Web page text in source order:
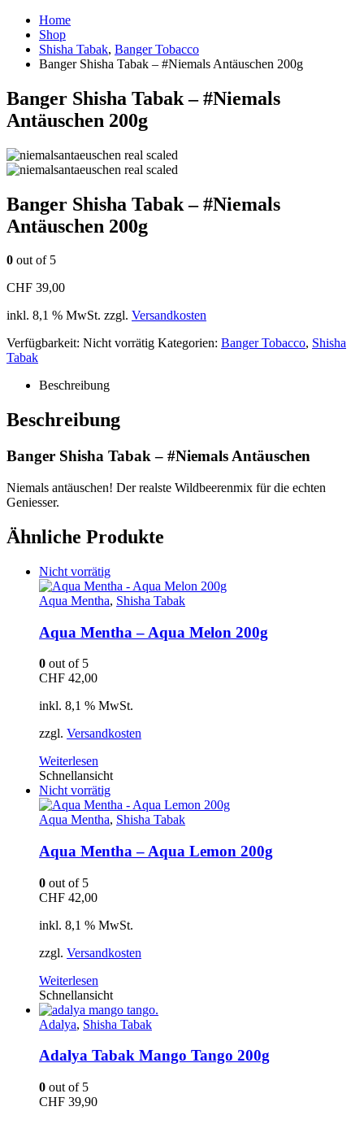
Home
Shop
Shisha Tabak, Banger Tobacco
Banger Shisha Tabak – #Niemals Antäuschen 200g
Banger Shisha Tabak – #Niemals
Antäuschen 200g
Banger Shisha Tabak – #Niemals
Antäuschen 200g
0 out of 5
CHF 39,00
inkl. 8,1 % MwSt. zzgl. Versandkosten
Verfügbarkeit: Nicht vorrätig Kategorien: Banger Tobacco, Shisha
Tabak
Beschreibung
Beschreibung
Banger Shisha Tabak – #Niemals Antäuschen
Niemals antäuschen! Der realste Wildbeerenmix für die echten
Geniesser.
Ähnliche Produkte
Nicht vorrätig
Aqua Mentha, Shisha Tabak
Aqua Mentha – Aqua Melon 200g
0 out of 5
CHF 42,00
inkl. 8,1 % MwSt.
zzgl. Versandkosten
Weiterlesen
Schnellansicht
Nicht vorrätig
Aqua Mentha, Shisha Tabak
Aqua Mentha – Aqua Lemon 200g
0 out of 5
CHF 42,00
inkl. 8,1 % MwSt.
zzgl. Versandkosten
Weiterlesen
Schnellansicht
Adalya, Shisha Tabak
Adalya Tabak Mango Tango 200g
0 out of 5
CHF 39,90